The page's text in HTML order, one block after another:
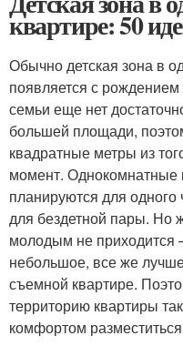
квартире: 50
Обычно детская зона в
появляется с
семьи еще нет
большей площади,
квадратные метры из
момент. Однокомнатные
планируются для одного
для бездетной пары. Но
молодым не приходится
небольшое, все же
съемной квартире.
территорию квартиры
комфортом